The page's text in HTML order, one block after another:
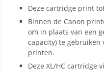
Deze cartridge print
Binnen de Canon
om in plaats van een
capacity) te gebruiken
printen.
Deze XL/HC cartridge